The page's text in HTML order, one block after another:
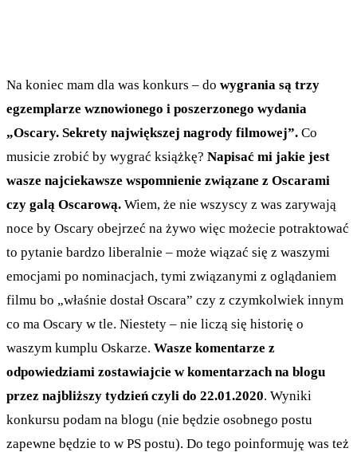
Na koniec mam dla was konkurs – do wygrania są trzy
egzemplarze wznowionego i poszerzonego wydania
„Oscary. Sekrety największej nagrody filmowej”. Co
musicie zrobić by wygrać książkę? Napisać mi jakie jest
wasze najciekawsze wspomnienie związane z Oscarami
czy galą Oscarową. Wiem, że nie wszyscy z was zarywają
noce by Oscary obejrzeć na żywo więc możecie potraktować
to pytanie bardzo liberalnie – może wiązać się z waszymi
emocjami po nominacjach, tymi związanymi z oglądaniem
filmu bo „właśnie dostał Oscara” czy z czymkolwiek innym
co ma Oscary w tle. Niestety – nie liczą się historię o
waszym kumplu Oskarze. Wasze komentarze z
odpowiedziami zostawiajcie w komentarzach na blogu
przez najbliższy tydzień czyli do 22.01.2020. Wyniki
konkursu podam na blogu (nie będzie osobnego postu
zapewne będzie to w PS postu). Do tego poinformuję was też